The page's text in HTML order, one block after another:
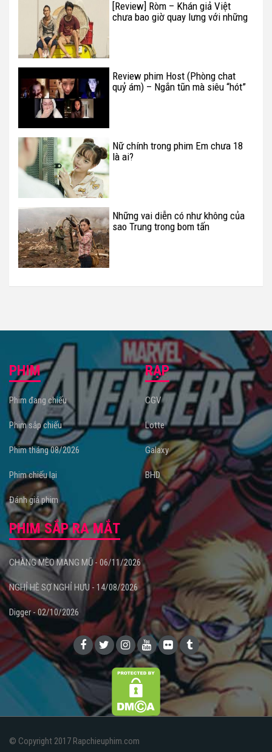
[Review] Ròm – Khán giả Việt
chưa bao giờ quay lưng với những
Review phim Host (Phòng chat
quỷ ám) – Ngắn tũn mà siêu “hót”
Nữ chính trong phim Em chưa 18
là ai?
Những vai diễn có như không của
sao Trung trong bom tấn
PHIM
Phim đang chiếu
Phim sắp chiếu
Phim tháng 08/2026
Phim chiếu lại
Đánh giá phim
RẠP
CGV
Lotte
Galaxy
BHD
PHIM SẮP RA MẮT
CHÀNG MÈO MANG MŨ - 06/11/2026
NGHỈ HÈ SỢ NGHỈ HƯU - 14/08/2026
Digger - 02/10/2026
© Copyright 2017 Rapchieuphim.com